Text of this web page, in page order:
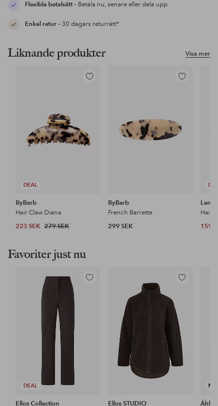
Flexibla betalsätt– Betala nu, senare eller dela upp
Enkel retur– 30 dagars returrätt*
Visa mer
Liknande produkter
DEAL
Lägg
ByBarb
Hair Claw Diana
223 SEK 279 SEK
Lägg
ByBarb
French Barrette
299 SEK
Hair
159
Favoriter just nu
DEAL
Lägg
Ellos Collection
Lägg
favoriter
Ellos STUDIO